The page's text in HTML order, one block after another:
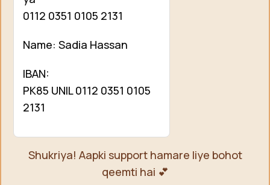
0112 0351 0105 2131
Name: Sadia Hassan
IBAN:
PK85 UNIL 0112 0351 0105
2131
Shukriya! Aapki support hamare liye bohot
qeemti hai 💕